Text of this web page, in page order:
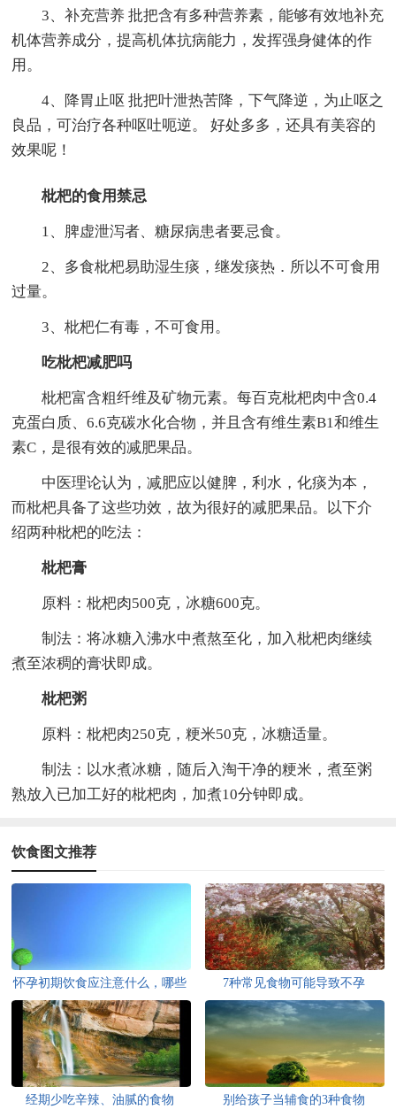
3、补充营养 批把含有多种营养素，能够有效地补充
机体营养成分，提高机体抗病能力，发挥强身健体的作
用。
4、降胃止呕 批把叶泄热苦降，下气降逆，为止呕之
良品，可治疗各种呕吐呃逆。 好处多多，还具有美容的
效果呢！
枇杷的食用禁忌
1、脾虚泄泻者、糖尿病患者要忌食。
2、多食枇杷易助湿生痰，继发痰热．所以不可食用
过量。
3、枇杷仁有毒，不可食用。
吃枇杷减肥吗
枇杷富含粗纤维及矿物元素。每百克枇杷肉中含0.4
克蛋白质、6.6克碳水化合物，并且含有维生素B1和维生
素C，是很有效的减肥果品。
中医理论认为，减肥应以健脾，利水，化痰为本，
而枇杷具备了这些功效，故为很好的减肥果品。以下介
绍两种枇杷的吃法：
枇杷膏
原料：枇杷肉500克，冰糖600克。
制法：将冰糖入沸水中煮熬至化，加入枇杷肉继续
煮至浓稠的膏状即成。
枇杷粥
原料：枇杷肉250克，粳米50克，冰糖适量。
制法：以水煮冰糖，随后入淘干净的粳米，煮至粥
熟放入已加工好的枇杷肉，加煮10分钟即成。
饮食图文推荐
怀孕初期饮食应注意什么，哪些
食物不能吃？
7种常见食物可能导致不孕
经期少吃辛辣、油腻的食物 别给孩子当辅食的3种食物